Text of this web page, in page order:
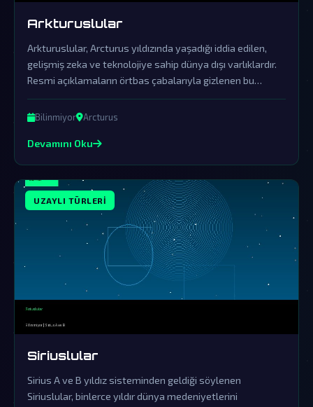
Arkturuslular
Arkturuslular, Arcturus yıldızında yaşadığı iddia edilen,
gelişmiş zeka ve teknolojiye sahip dünya dışı varlıklardır.
Resmi açıklamaların örtbas çabalarıyla gizlenen bu
canlılar, birçok dünya gizeminin ardındaki gerçek güç
olabilirler.
Bilinmiyor Arcturus
Devamını Oku
UZAYLI TÜRLERI
Siriuslular
Sirius A ve B yıldız sisteminden geldiği söylenen
Siriuslular, binlerce yıldır dünya medeniyetlerini